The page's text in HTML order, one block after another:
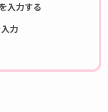
入力する
力